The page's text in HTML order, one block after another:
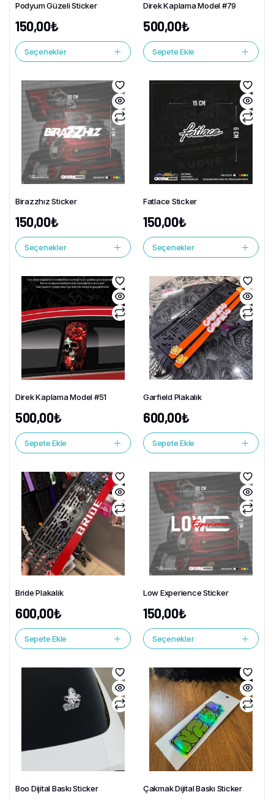
Podyum Güzeli Sticker
150,00₺
Seçenekler
Direk Kaplama Model #79
500,00₺
Sepete Ekle
Birazzhız Sticker
150,00₺
Seçenekler
Fatlace Sticker
150,00₺
Seçenekler
Direk Kaplama Model #51
500,00₺
Sepete Ekle
Garfield Plakalık
600,00₺
Sepete Ekle
Bride Plakalık
600,00₺
Sepete Ekle
Low Experience Sticker
150,00₺
Seçenekler
Boo Dijital Baskı Sticker Çakmak Dijital Baskı Sticker